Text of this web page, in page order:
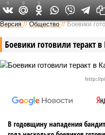
Версия на
Версия //Общество //Боевики
Боевики готовили теракт
http://
В годовщину нападения
0 0 0